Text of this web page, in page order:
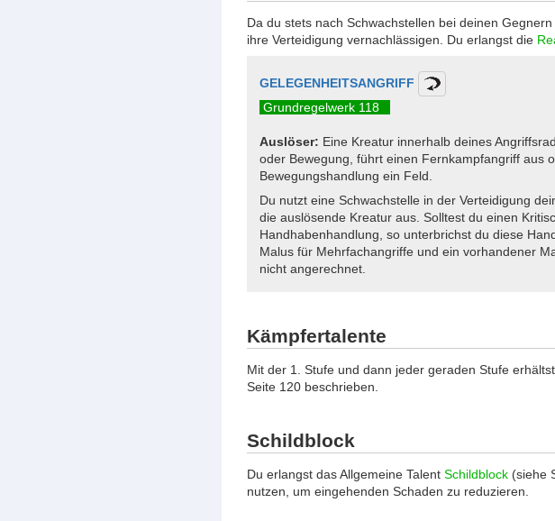
Da du stets nach Schwachstellen bei deinen
ihre Verteidigung vernachlässigen. Du erlangst die
GELEGENHEITSANGRIFF
Grundregelwerk 118
Auslöser: Eine Kreatur innerhalb deines
oder Bewegung, führt einen Fernkampfangriff aus
Bewegungshandlung ein Feld.
Du nutzt eine Schwachstelle in der Verteidigung
die auslösende Kreatur aus. Solltest du einen
Handhabenhandlung, so unterbrichst du diese
Malus für Mehrfachangriffe und ein vorhandener
nicht angerechnet.
Kämpfertalente
Mit der 1. Stufe und dann jeder geraden Stufe
Seite 120 beschrieben.
Schildblock
Du erlangst das Allgemeine Talent Schildblock(siehe
nutzen, um eingehenden Schaden zu reduzieren.